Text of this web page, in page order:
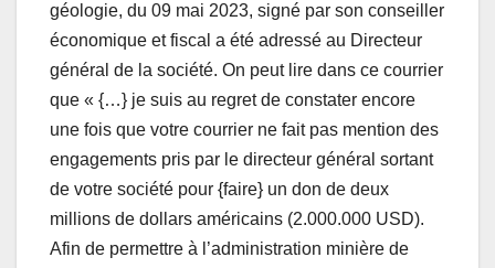
géologie, du 09 mai 2023, signé par son conseiller
économique et fiscal a été adressé au Directeur
général de la société. On peut lire dans ce courrier
que « {…} je suis au regret de constater encore
une fois que votre courrier ne fait pas mention des
engagements pris par le directeur général sortant
de votre société pour {faire} un don de deux
millions de dollars américains (2.000.000 USD).
Afin de permettre à l’administration minière de